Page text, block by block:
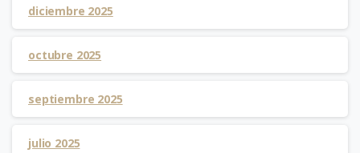
diciembre 2025
octubre 2025
septiembre 2025
julio 2025